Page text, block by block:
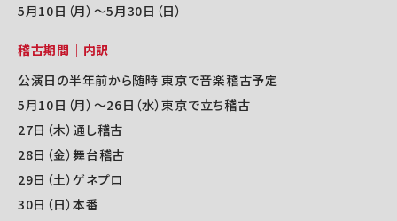
5月10日（月）～5月30日（日）
稽古期間｜内訳
公演日の半年前から随時 東京で音楽稽古予定
5月10日（月）～26日（水）東京で立ち稽古
27日（木）通し稽古
28日（金）舞台稽古
29日（土）ゲネプロ
30日（日）本番